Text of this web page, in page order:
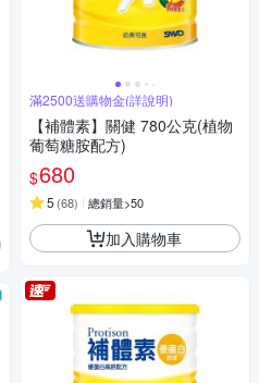
滿2500送購物金(詳說明)
【補體素】關健 780公克(植物
葡萄糖胺配方)
$680
5 (68) 總銷量>50
加入購物車